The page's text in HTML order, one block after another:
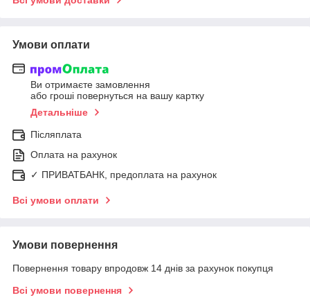
Умови оплати
Ви отримаєте замовлення
або гроші повернуться на вашу картку
Детальніше
Післяплата
Оплата на рахунок
✓ ПРИВАТБАНК, предоплата на рахунок
Всі умови оплати
Умови повернення
Повернення товару впродовж 14 днів за рахунок покупця
Всі умови повернення